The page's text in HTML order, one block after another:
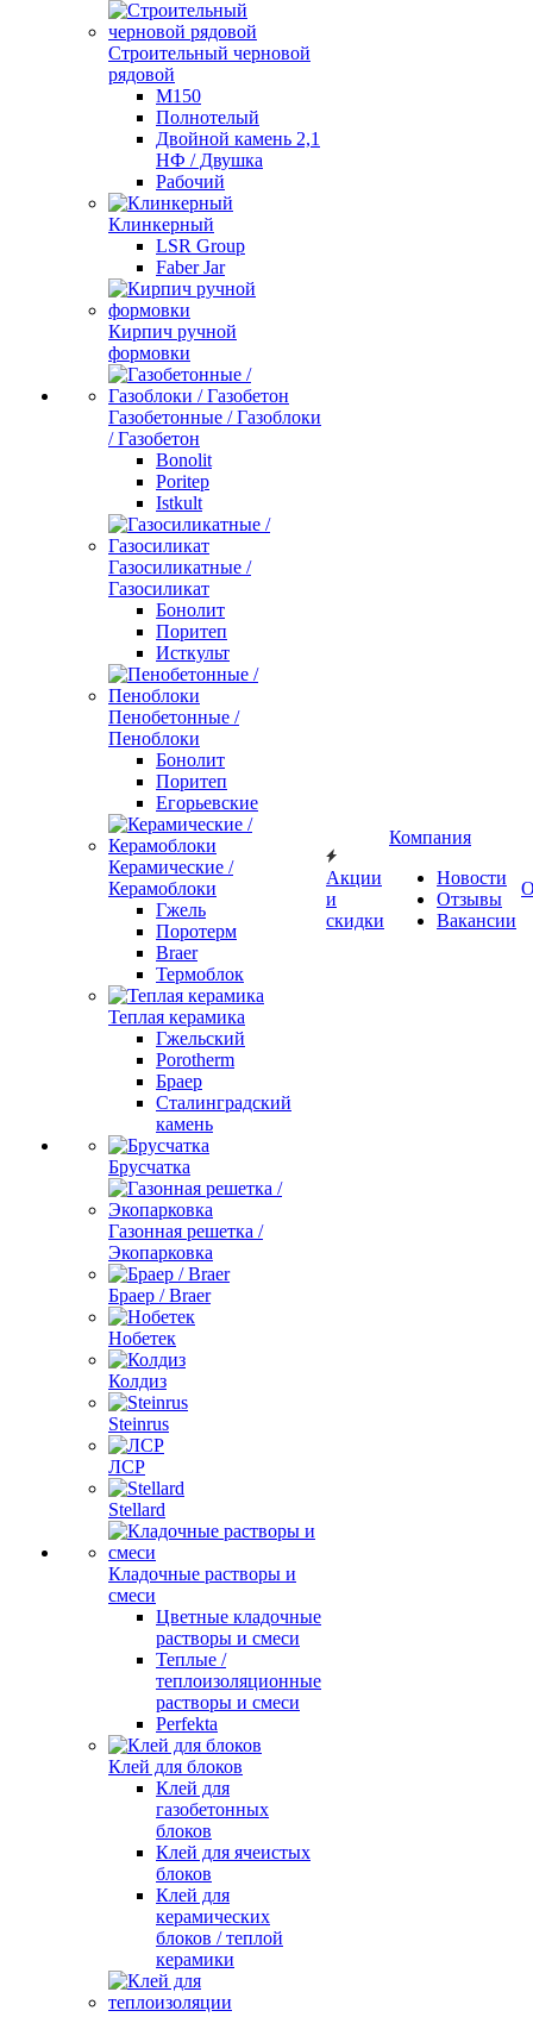
Строительный черновой
рядовой
М150
Полнотелый
Двойной камень 2,1
НФ / Двушка
Рабочий
Клинкерный
LSR Group
Faber Jar
Кирпич ручной
формовки
Газобетонные / Газоблоки
/ Газобетон
Bonolit
Poritep
Istkult
Газосиликатные /
Газосиликат
Бонолит
Поритеп
Исткульт
Пенобетонные /
Пеноблоки
Бонолит
Поритеп
Егорьевские
Керамические /
Керамоблоки
Гжель
Поротерм
Braer
Термоблок
Теплая керамика
Гжельский
Porotherm
Браер
Сталинградский
камень
Брусчатка
Газонная решетка /
Экопарковка
Браер / Braer
Нобетек
Колдиз
Steinrus
ЛСР
Stellard
Кладочные растворы и
смеси
Цветные кладочные
растворы и смеси
Теплые /
теплоизоляционные
растворы и смеси
Perfekta
Клей для блоков
Клей для
газобетонных
блоков
Клей для ячеистых
блоков
Клей для
керамических
блоков / теплой
керамики
Акции
и
скидки
Компания
Новости
Отзывы
Вакансии